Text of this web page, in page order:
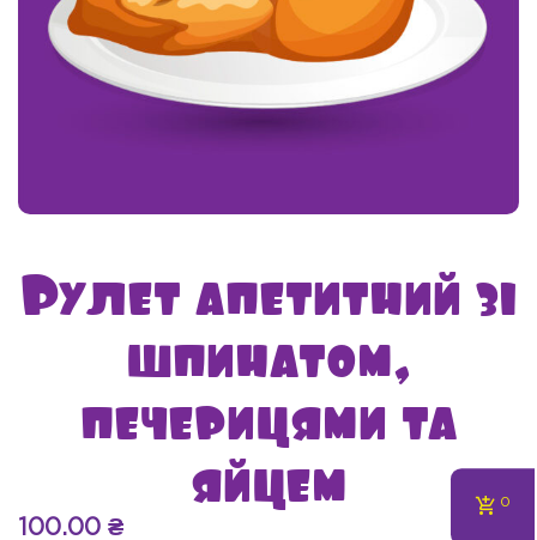
Рулет апетитний зі
шпинатом,
печерицями та
яйцем
100.00 ₴
0